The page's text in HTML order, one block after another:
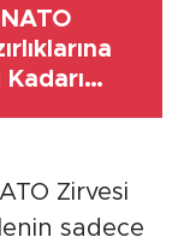
Şehirde
Zirvesi
sadece